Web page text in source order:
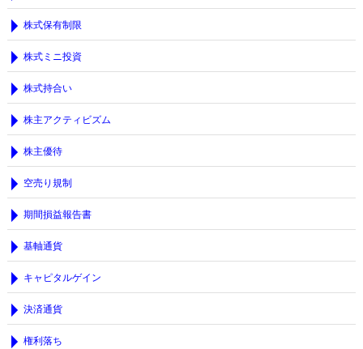
株式保有制限
株式ミニ投資
株式持合い
株主アクティビズム
株主優待
空売り規制
期間損益報告書
基軸通貨
キャピタルゲイン
決済通貨
権利落ち